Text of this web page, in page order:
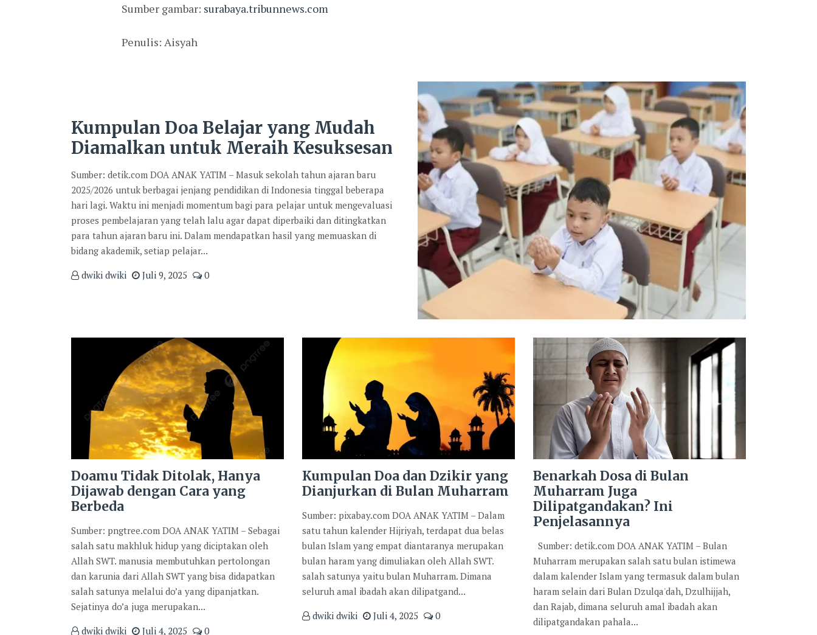
Sumber gambar: surabaya.tribunnews.com
Penulis: Aisyah
Kumpulan Doa Belajar yang Mudah
Diamalkan untuk Meraih Kesuksesan
Sumber: detik.com DOA ANAK YATIM – Masuk sekolah tahun ajaran baru
2025/2026 untuk berbagai jenjang pendidikan di Indonesia tinggal beberapa
hari lagi. Waktu ini menjadi momentum bagi para pelajar untuk mengevaluasi
proses pembelajaran yang telah lalu agar dapat diperbaiki dan ditingkatkan
para tahun ajaran baru ini. Dalam mendapatkan hasil yang memuaskan di
bidang akademik, setiap pelajar...
dwiki dwiki
Juli 9, 2025 0
Doamu Tidak Ditolak, Hanya
Dijawab dengan Cara yang
Berbeda
Sumber: pngtree.com DOA ANAK YATIM – Sebagai
salah satu makhluk hidup yang diciptakan oleh
Allah SWT. manusia membutuhkan pertolongan
dan karunia dari Allah SWT yang bisa didapatkan
salah satunya melalui do’a yang dipanjatkan.
Sejatinya do’a juga merupakan...
dwiki dwiki
Juli 4, 2025 0
Kumpulan Doa dan Dzikir yang
Dianjurkan di Bulan Muharram
Sumber: pixabay.com DOA ANAK YATIM – Dalam
satu tahun kalender Hijriyah, terdapat dua belas
bulan Islam yang empat diantaranya merupakan
bulan haram yang dimuliakan oleh Allah SWT.
salah satunya yaitu bulan Muharram. Dimana
seluruh amal ibadah akan dilipatgand...
dwiki dwiki
Juli 4, 2025 0
Benarkah Dosa di Bulan
Muharram Juga
Dilipatgandakan? Ini
Penjelasannya
Sumber: detik.com DOA ANAK YATIM – Bulan
Muharram merupakan salah satu bulan istimewa
dalam kalender Islam yang termasuk dalam bulan
haram selain dari Bulan Dzulqa'dah, Dzulhijjah,
dan Rajab, dimana seluruh amal ibadah akan
dilipatgandakan pahala...